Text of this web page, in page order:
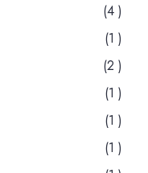
(4 )
(1 )
(2 )
(1 )
(1 )
(1 )